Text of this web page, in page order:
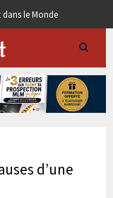
le Monde
d’une